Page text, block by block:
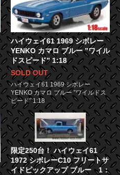
ハイウェイ61 1969 シボレー
YENKO カマロ ブルー ”ワイル
ドスピード” 1:18
SOLD OUT
ハイウェイ61 1969 シボレー
YENKO カマロ ブルー ”ワイルドス
ピード” 1:18
限定250台！ ハイウェイ61
1972 シボレーC10 フリートサ
イドピックアップ ブルー 1：